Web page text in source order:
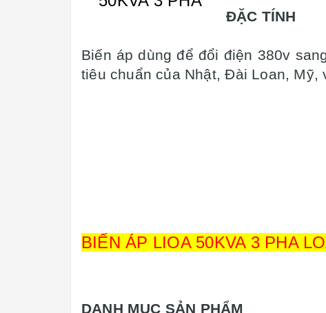
ĐẶC TÍNH
Biến áp dùng để đổi điện 380v
tiêu chuẩn của Nhật, Đài Loan, Mỹ,
BIẾN ÁP LIOA 50KVA 3 PHA
DANH MỤC SẢN PHẨM